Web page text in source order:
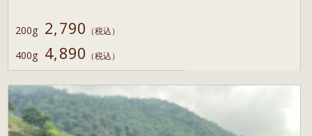
200g 2,790 （税込）
400g 4,890 （税込）